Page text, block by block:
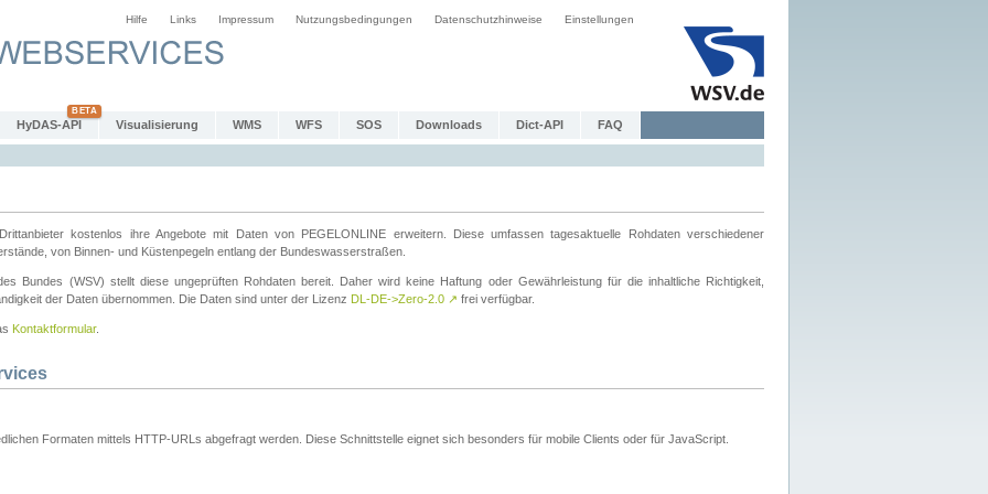
Hilfe Links Impressum Nutzungsbedingungen Datenschutzhinweise Einstellungen
HyDAS-API Visualisierung WMS WFS SOS Downloads Dict-API FAQ
kostenlos ihre Angebote mit Daten von PEGELONLINE erweitern. Diese umfassen tagesaktuelle Rohdaten verschiedener
von Binnen- und Küstenpegeln entlang der Bundeswasserstraßen.
Bundes (WSV) stellt diese ungeprüften Rohdaten bereit. Daher wird keine Haftung oder Gewährleistung für die inhaltliche Richtigkeit,
der Daten übernommen. Die Daten sind unter der Lizenz DL-DE->Zero-2.0 ↗ frei verfügbar.
Kontaktformular.
Formaten mittels HTTP-URLs abgefragt werden. Diese Schnittstelle eignet sich besonders für mobile Clients oder für JavaScript.